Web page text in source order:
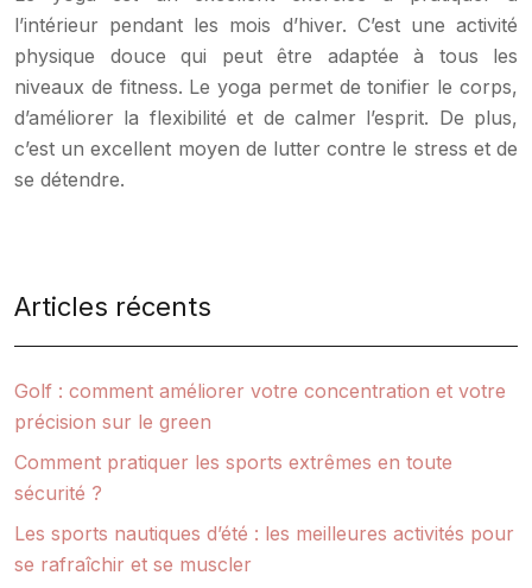
l’intérieur pendant les mois d’hiver. C’est une activité
physique douce qui peut être adaptée à tous les
niveaux de fitness. Le yoga permet de tonifier le corps,
d’améliorer la flexibilité et de calmer l’esprit. De plus,
c’est un excellent moyen de lutter contre le stress et de
se détendre.
Articles récents
Golf : comment améliorer votre concentration et votre
précision sur le green
Comment pratiquer les sports extrêmes en toute
sécurité ?
Les sports nautiques d’été : les meilleures activités pour
se rafraîchir et se muscler